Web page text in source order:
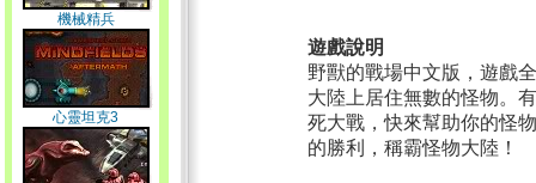
機械精兵
心靈坦克3
遊戲說明
野獸的戰場中文版，遊戲
大陸上居住無數的怪物。
死大戰，快來幫助你的怪
的勝利，稱霸怪物大陸！